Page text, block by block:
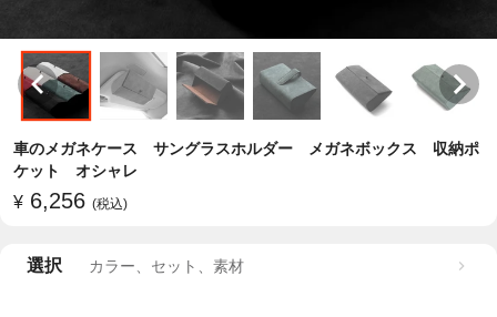
車のメガネケース サングラスホルダー メガネボックス 収納ポ
ケット オシャレ
¥ 6,256 (税込)
選択 カラー、セット、素材